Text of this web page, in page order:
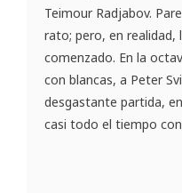
Teimour Radjabov.
rato; pero, en realidad,
comenzado. En la
con blancas, a Peter
desgastante partida,
casi todo el tiempo con